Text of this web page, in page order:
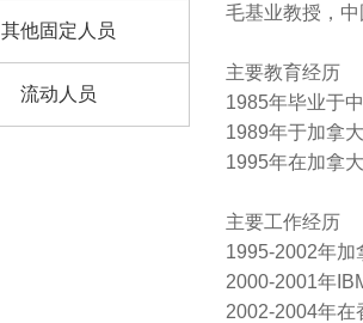
其他固定人员
流动人员
毛基业教授，
主要教育经历
1985年毕业于
1989年于加拿
1995年在加拿
主要工作经历
1995-2002年加
2000-2001年
2002-2004年在